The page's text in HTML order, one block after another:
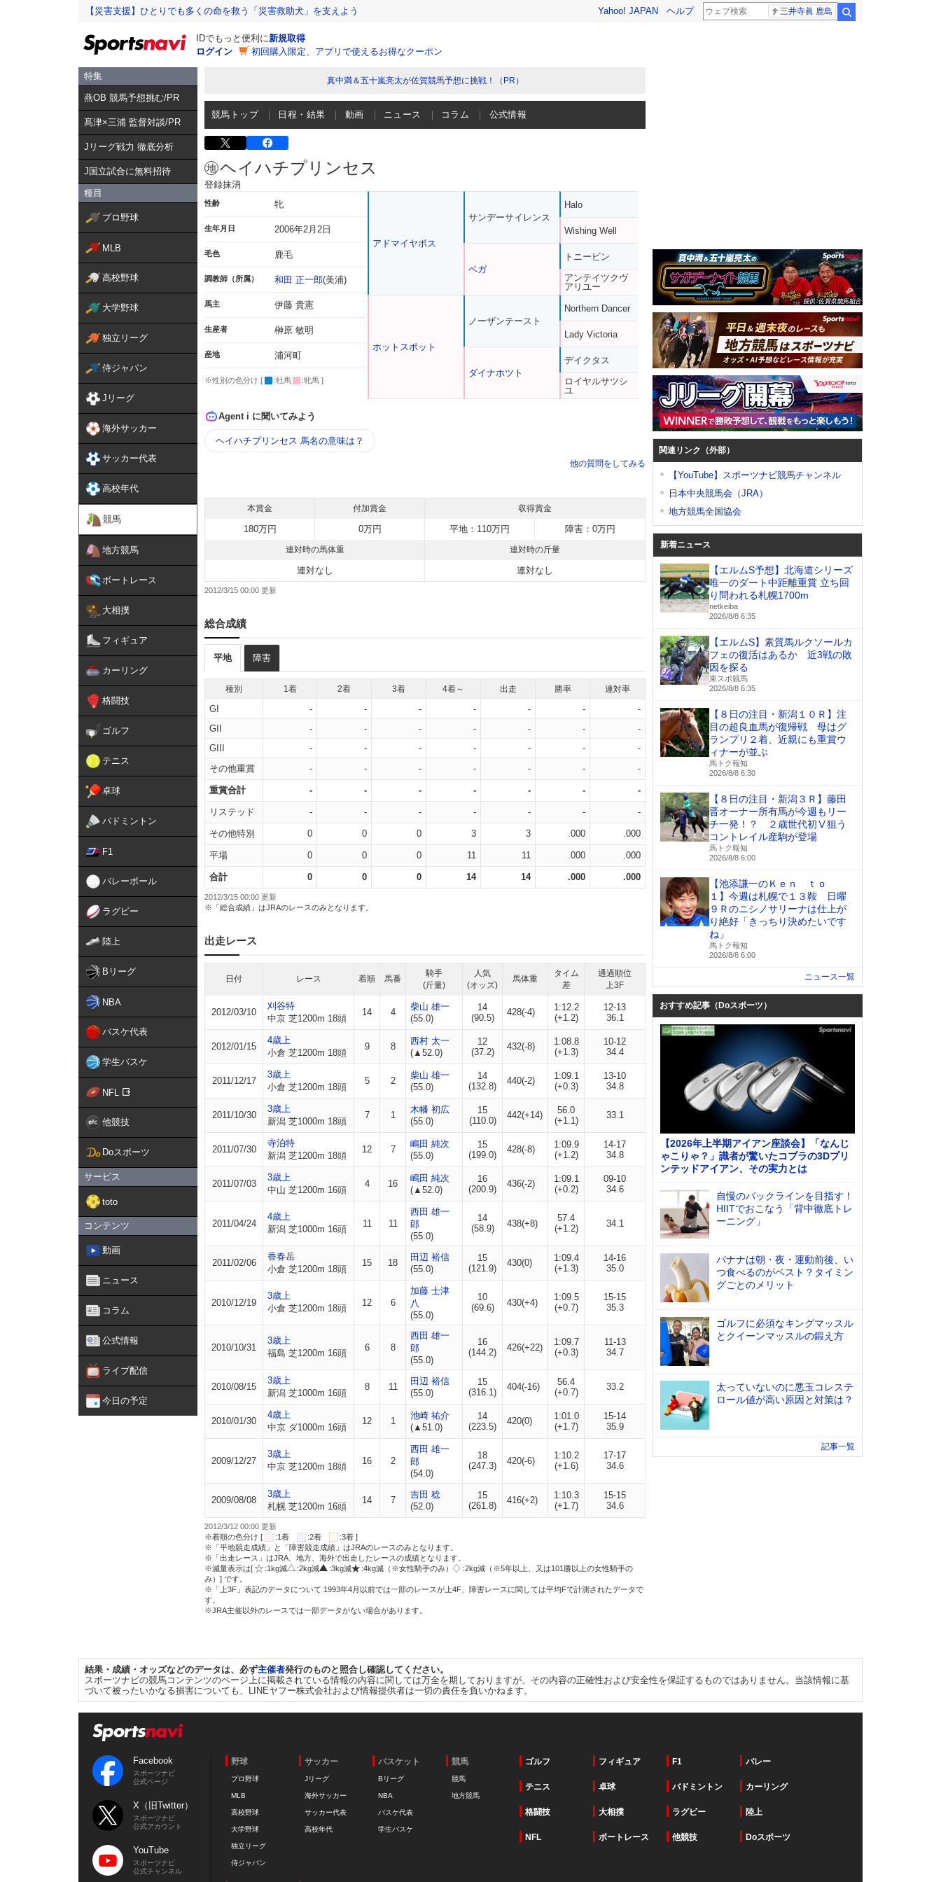
【災害支援】ひとりでも多くの命を救う「災害救助犬」を支えよう Yahoo! JAPAN ヘルプ 三井寺眞 鹿島
IDでもっと便利に新規取得
ログイン
初回購入限定、アプリで使えるお得なクーポン
特集
燕OB 競馬予想挑む/PR
髙津×三浦 監督対談/PR
Jリーグ戦力 徹底分析
J国立試合に無料招待
種目
プロ野球
MLB
高校野球
大学野球
独立リーグ
侍ジャパン
Jリーグ
海外サッカー
サッカー代表
高校年代
競馬
地方競馬
ボートレース
大相撲
フィギュア
カーリング
格闘技
ゴルフ
テニス
卓球
バドミントン
F1
バレーボール
ラグビー
陸上
Bリーグ
NBA
バスケ代表
学生バスケ
NFL
他競技
Doスポーツ
サービス
toto
コンテンツ
動画
ニュース
コラム
公式情報
ライブ配信
今日の予定
真中満＆五十嵐亮太が佐賀競馬予想に挑戦！（PR）
競馬トップ 日程・結果 動画 ニュース コラム 公式情報
ヘイハチプリンセス
登録抹消
性齢 牝
生年月日 2006年2月2日
毛色 鹿毛
調教師（所属） 和田 正一郎(美浦)
馬主 伊藤 貴憲
生産者 榊原 敏明
産地 浦河町
※性別の色分け [ :牡馬 :牝馬 ]
アドマイヤボス
ホットスポット
サンデーサイレンス
ベガ
ノーザンテースト
ダイナホツト
Halo
Wishing Well
トニービン
アンテイツクヴ
アリユー
Northern Dancer
Lady Victoria
デイクタス
ロイヤルサツシ
ユ
Agent i に聞いてみよう
ヘイハチプリンセス 馬名の意味は？
他の質問をしてみる
本賞金 付加賞金 収得賞金
180万円 0万円 平地：110万円 障害：0万円
連対時の馬体重 連対時の斤量
連対なし 連対なし
2012/3/15 00:00
総合成績
平地 障害
種別 1着 2着 3着 4着～ 出走 勝率 連対率
GI - - - - - -
-
GII
- - - - - -
-
GIII
- - - - - -
-
その他重賞
- - - - - - -
重賞合計 - - - - - - -
リステッド - - - - - - -
その他特別 0 0 0 3 3 .000 .000
平場 0 0 0 11 11 .000 .000
合計 0 0 0 14 14 .000 .000
2012/3/15 00:00 更新
※「総合成績」はJRAのレースのみとなります。
出走レース
日付 レース 着順 馬番
騎手
(斤量)
人気
(オッズ)
馬体重
タイム
差
通過順位
上3F
2012/03/10
刈谷特
中京 芝1200m 18頭
14 4
柴山 雄一
(55.0)
14
(90.5)
428(-4)
1:12.2
(+1.2)
12-13
36.1
2012/01/15
4歳上
小倉 芝1200m 18頭
9 8
西村 太一
(▲52.0)
12
(37.2)
432(-8)
1:08.8
(+1.3)
10-12
34.4
2011/12/17
3歳上
小倉 芝1200m 18頭
5 2
柴山 雄一
(55.0)
14
(132.8)
440(-2)
1:09.1
(+0.3)
13-10
34.8
2011/10/30
3歳上
新潟 芝1000m 18頭
7 1
木幡 初広
(55.0)
15
(110.0)
442(+14)
56.0
(+1.1)
33.1
2011/07/30
寺泊特
新潟 芝1200m 18頭
12 7
嶋田 純次
(55.0)
15
(199.0)
428(-8)
1:09.9
(+1.2)
14-17
34.8
2011/07/03
3歳上
中山 芝1200m 16頭
4 16
嶋田 純次
(▲52.0)
16
(200.9)
436(-2)
1:09.1
(+0.2)
09-10
34.6
2011/04/24
4歳上
新潟 芝1000m 16頭
11 11
西田 雄一
郎
(55.0)
14
(58.9)
438(+8)
57.4
(+1.2)
34.1
2011/02/06
香春岳
小倉 芝1200m 18頭
15 18
田辺 裕信
(55.0)
15
(121.9)
430(0)
1:09.4
(+1.3)
14-16
35.0
2010/12/19
3歳上
小倉 芝1200m 18頭
12 6
加藤 士津
八
(55.0)
10
(69.6)
430(+4)
1:09.5
(+0.7)
15-15
35.3
2010/10/31
3歳上
福島 芝1200m 16頭
6 8
西田 雄一
郎
(55.0)
16
(144.2)
426(+22)
1:09.7
(+0.3)
11-13
34.7
2010/08/15
3歳上
新潟 芝1000m 16頭
8 11
田辺 裕信
(55.0)
15
(316.1)
404(-16)
56.4
(+0.7)
33.2
2010/01/30
4歳上
中京 ダ1000m 16頭
12 1
池崎 祐介
(▲51.0)
14
(223.5)
420(0)
1:01.0
(+1.7)
15-14
35.9
2009/12/27
3歳上
中京 芝1200m 18頭
16 2
西田 雄一
郎
(54.0)
18
(247.3)
420(-6)
1:10.2
(+1.6)
17-17
34.6
2009/08/08
3歳上
札幌 芝1200m 16頭
14 7
吉田 稔
(52.0)
15
(261.8)
416(+2)
1:10.3
(+1.7)
15-15
34.6
2012/3/12 00:00 更新
※着順の色分け [
:1着 :2着
:3着 ]
※「平地競走成績」と「障害競走成績」はJRAのレースのみとなります。
※「出走レース」はJRA、地方、海外で出走したレースの成績となります。
※減量表示は[
:1kg減 :2kg減 :3kg減 :4kg減（※女性騎手のみ）
:2kg減（※5年以上、又は101勝以上の女性騎手の
み）] です。
※「上3F」表記のデータについて 1993年4月以前では一部のレースが上4F、障害レースに関しては平均Fで計測されたデータで
す。
※JRA主催以外のレースでは一部データがない場合があります。
関連リンク（外部）
【YouTube】スポーツナビ競馬チャンネル
日本中央競馬会（JRA）
地方競馬全国協会
新着ニュース
【エルムS予想】北海道シリーズ
唯一のダート中距離重賞 立ち回
り問われる札幌1700m
netkeiba
2026/8/8 6:35
【エルムS】素質馬ルクソールカ
フェの復活はあるか 近3戦の敗
因を探る
東スポ競馬
2026/8/8 6:35
【８日の注目・新潟１０Ｒ】注
目の超良血馬が復帰戦 母はグ
ランプリ２着、近親にも重賞ウ
ィナーが並ぶ
馬トク報知
2026/8/8 6:30
【８日の注目・新潟３Ｒ】藤田
晋オーナー所有馬が今週もリー
チ一発！？ ２歳世代初Ⅴ狙う
コントレイル産駒が登場
馬トク報知
2026/8/8 6:00
【池添謙一のＫｅｎ ｔｏ
１】今週は札幌で１３鞍 日曜
９Ｒのニシノサリーナは仕上が
り絶好「きっちり決めたいです
ね」
馬トク報知
2026/8/8 6:00
ニュース一覧
おすすめ記事（Doスポーツ）
【2026年上半期アイアン座談会】「なんじ
ゃこりゃ？」識者が驚いたコブラの3Dプリ
ンテッドアイアン、その実力とは
自慢のバックラインを目指す！
HIITでおこなう「背中徹底トレ
ーニング」
バナナは朝・夜・運動前後、い
つ食べるのがベスト？タイミン
グごとのメリット
ゴルフに必須なキングマッスル
とクイーンマッスルの鍛え方
太っていないのに悪玉コレステ
ロール値が高い原因と対策は？
記事一覧
結果・成績・オッズなどのデータは、必ず主催者発行のものと照合し確認してください。
スポーツナビの競馬コンテンツのページ上に掲載されている情報の内容に関しては万全を期しておりますが、その内容の正確性および安全性を保証するものではありません。当該情報に基
づいて被ったいかなる損害についても、LINEヤフー株式会社および情報提供者は一切の責任を負いかねます。
Facebook
スポーツナビ
公式ページ
X（旧Twitter）
スポーツナビ
公式アカウント
YouTube
スポーツナビ
公式チャンネル
野球
プロ野球
MLB
高校野球
大学野球
独立リーグ
侍ジャパン
サッカー
Jリーグ
海外サッカー
サッカー代表
高校年代
バスケット
Bリーグ
NBA
バスケ代表
学生バスケ
競馬
競馬
地方競馬
ゴルフ フィギュア F1 バレー
テニス 卓球 バドミントン カーリング
格闘技 大相撲 ラグビー 陸上
NFL ボートレース 他競技 Doスポーツ